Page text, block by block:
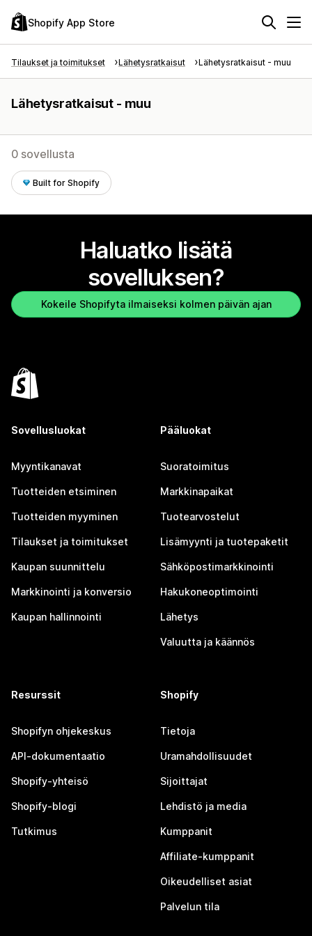
Shopify App Store
Tilaukset ja toimitukset Lähetysratkaisut Lähetysratkaisut - muu
Lähetysratkaisut - muu
0 sovellusta
Built for Shopify
Haluatko lisätä
sovelluksen?
Kokeile Shopifyta ilmaiseksi kolmen päivän ajan
Sovellusluokat
Myyntikanavat
Tuotteiden etsiminen
Tuotteiden myyminen
Tilaukset ja toimitukset
Kaupan suunnittelu
Markkinointi ja konversio
Kaupan hallinnointi
Pääluokat
Suoratoimitus
Markkinapaikat
Tuotearvostelut
Lisämyynti ja tuotepaketit
Sähköpostimarkkinointi
Hakukoneoptimointi
Lähetys
Valuutta ja käännös
Resurssit
Shopifyn ohjekeskus
API-dokumentaatio
Shopify-yhteisö
Shopify-blogi
Tutkimus
Shopify
Tietoja
Uramahdollisuudet
Sijoittajat
Lehdistö ja media
Kumppanit
Affiliate-kumppanit
Oikeudelliset asiat
Palvelun tila